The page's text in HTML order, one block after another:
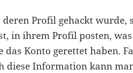
deren Profil gehackt wurde,
in ihrem Profil posten,
das Konto gerettet haben.
diese Information kann